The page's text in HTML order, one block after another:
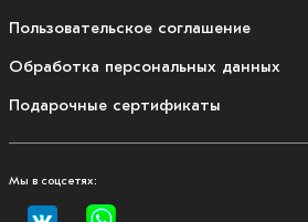
Пользовательское соглашение
Обработка персональных данных
Подарочные сертификаты
Мы в соцсетях: